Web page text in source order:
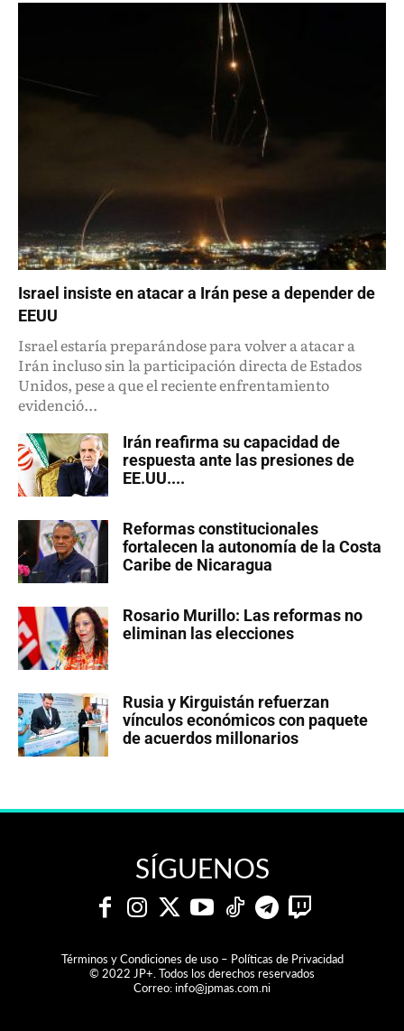
Israel insiste en atacar a Irán pese a depender de
EEUU
Israel estaría preparándose para volver a atacar a
Irán incluso sin la participación directa de Estados
Unidos, pese a que el reciente enfrentamiento
evidenció...
Irán reafirma su capacidad de
respuesta ante las presiones de
EE.UU....
Reformas constitucionales
fortalecen la autonomía de la Costa
Caribe de Nicaragua
Rosario Murillo: Las reformas no
eliminan las elecciones
Rusia y Kirguistán refuerzan
vínculos económicos con paquete
de acuerdos millonarios
SÍGUENOS
Términos y Condiciones de uso – Políticas de Privacidad
© 2022 JP+. Todos los derechos reservados
Correo:info@jpmas.com.ni